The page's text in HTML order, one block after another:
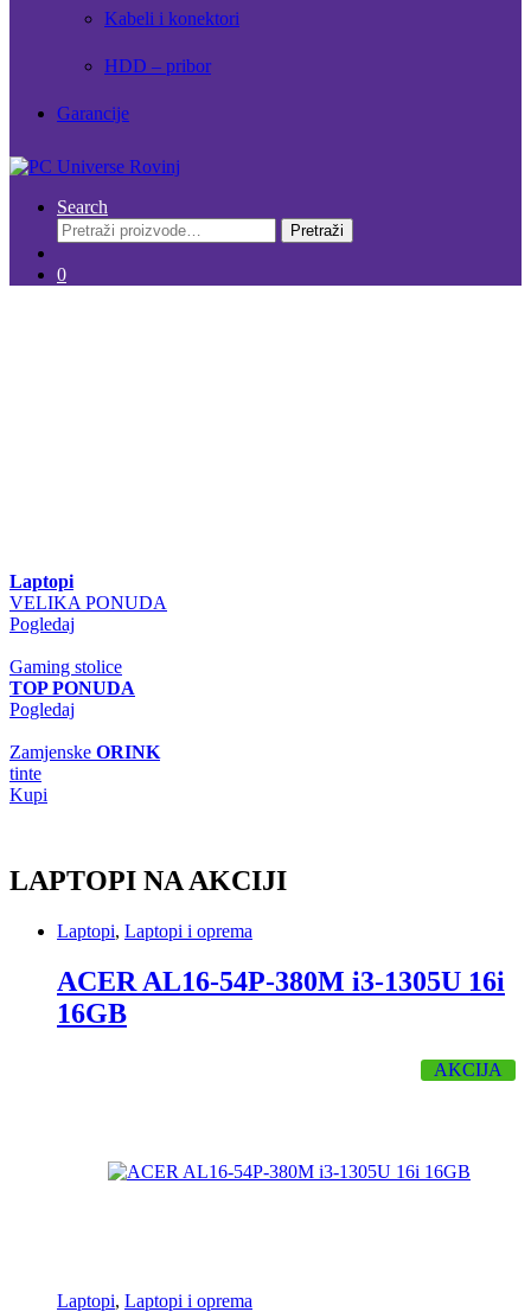
Kabeli i konektori
HDD – pribor
Garancije
Search
Pretraži:
Pretraži
0
Laptopi
VELIKA PONUDA
Pogledaj
Gaming stolice
TOP PONUDA
Pogledaj
Zamjenske ORINK
tinte
Kupi
LAPTOPI NA AKCIJI
Laptopi, Laptopi i oprema
ACER AL16-54P-380M i3-1305U 16i
16GB
AKCIJA
Laptopi, Laptopi i oprema